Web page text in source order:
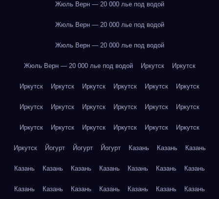
Жюль Верн — 20 000 лье под водой
Жюль Верн — 20 000 лье под водой
Жюль Верн — 20 000 лье под водой
Жюль Верн — 20 000 лье под водой Иркутск Иркутск
Иркутск Иркутск Иркутск Иркутск Иркутск Иркутск
Иркутск Иркутск Иркутск Иркутск Иркутск Иркутск
Иркутск Иркутск Иркутск Иркутск Иркутск Иркутск
Иркутск Йогурт Йогурт Йогурт Казань Казань Казань
Казань Казань Казань Казань Казань Казань Казань
Казань Казань Казань Казань Казань Казань Казань